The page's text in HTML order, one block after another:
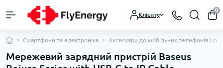
Клієнту
0
Смартфони та електроніка Аксесуари до мобільних телефонів і
Мережевий зарядний пристрій Baseus